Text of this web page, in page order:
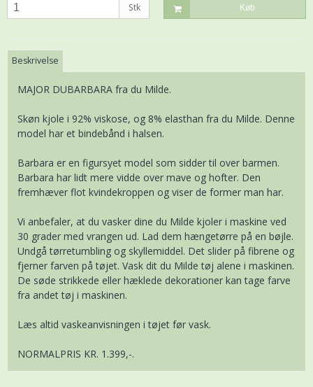
Stk Køb
Beskrivelse
MAJOR DUBARBARA fra du Milde.
Skøn kjole i 92% viskose, og 8% elasthan fra du Milde. Denne
model har et bindebånd i halsen.
Barbara er en figursyet model som sidder til over barmen.
Barbara har lidt mere vidde over mave og hofter. Den
fremhæver flot kvindekroppen og viser de former man har.
Vi anbefaler, at du vasker dine du Milde kjoler i maskine ved
30 grader med vrangen ud. Lad dem hængetørre på en bøjle.
Undgå tørretumbling og skyllemiddel. Det slider på fibrene og
fjerner farven på tøjet. Vask dit du Milde tøj alene i maskinen.
De søde strikkede eller hæklede dekorationer kan tage farve
fra andet tøj i maskinen.
Læs altid vaskeanvisningen i tøjet før vask.
NORMALPRIS KR. 1.399,-.